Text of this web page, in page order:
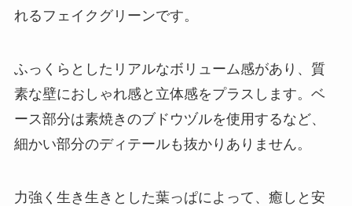
れるフェイクグリーンです。
ふっくらとしたリアルなボリューム感があり、質
素な壁におしゃれ感と立体感をプラスします。ベ
ース部分は素焼きのブドウヅルを使用するなど、
細かい部分のディテールも抜かりありません。
力強く生き生きとした葉っぱによって、癒しと安